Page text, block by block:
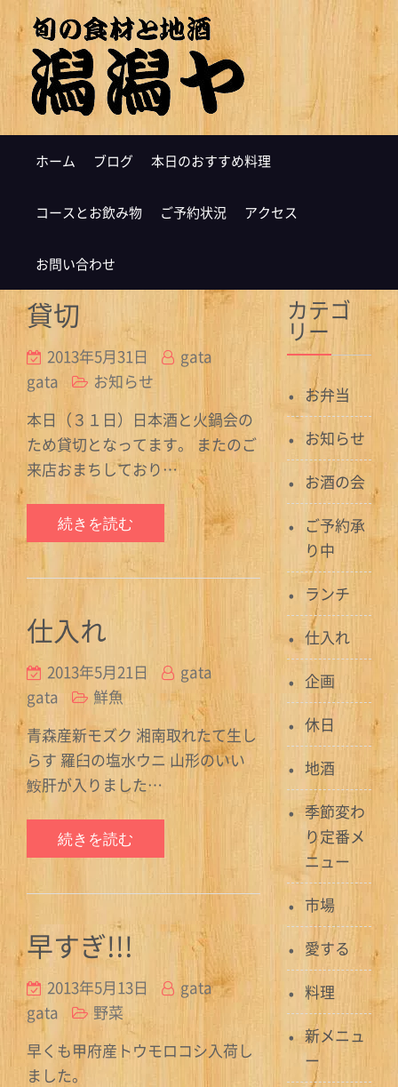
ホーム ブログ 本日のおすすめ料理
コースとお飲み物 ご予約状況 アクセス
お問い合わせ
貸切
2013年5月31日
gata
gata
お知らせ
本日（３１日）日本酒と火鍋会の
ため貸切となってます。 またのご
来店おまちしており…
続きを読む
仕入れ
2013年5月21日
gata
gata
鮮魚
青森産新モズク 湘南取れたて生し
らす 羅臼の塩水ウニ 山形のいい
鮟肝が入りました…
続きを読む
早すぎ!!!
2013年5月13日
gata
gata
野菜
早くも甲府産トウモロコシ入荷し
ました。
カテゴ
リー
お弁当
お知らせ
お酒の会
ご予約承
り中
ランチ
仕入れ
企画
休日
地酒
季節変わ
り定番メ
ニュー
市場
愛する
料理
新メニュ
ー